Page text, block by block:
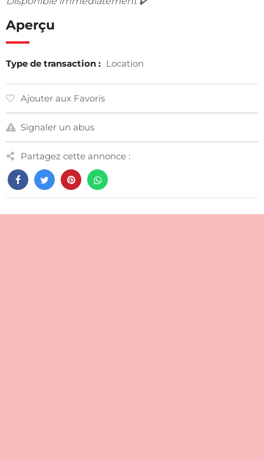
Aperçu
Type de transaction : Location
Ajouter aux Favoris
Signaler un abus
Partagez cette annonce :